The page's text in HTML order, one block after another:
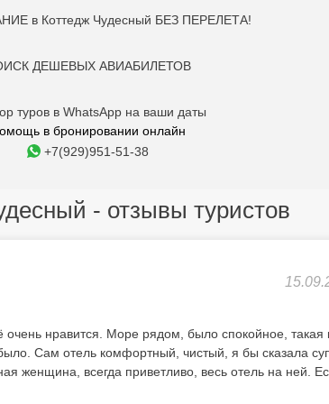
в Коттедж Чудесный БЕЗ ПЕРЕЛЕТА!
ДЕШЕВЫХ АВИАБИЛЕТОВ
туров в WhatsApp на ваши даты
в бронировании онлайн
+7(929)951-51-38
- отзывы туристов
очень нравится. Море рядом, было спокойное, такая
Сам отель комфортный, чистый, я бы сказала
женщина, всегда приветливо, весь отель на ней.